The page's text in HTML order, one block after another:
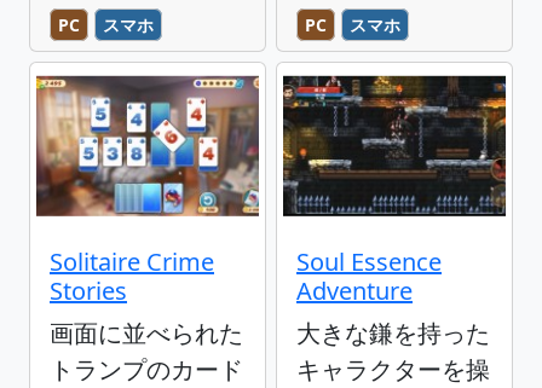
PC スマホ PC スマホ
Solitaire Crime
Stories
画面に並べられた
トランプのカード
Soul Essence
Adventure
大きな鎌を持った
キャラクターを操